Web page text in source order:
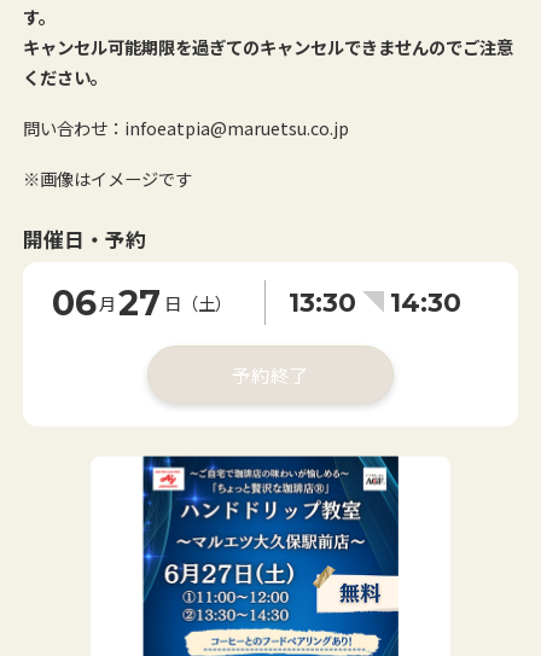
す。
キャンセル可能期限を過ぎてのキャンセルできませんのでご注意
ください。
問い合わせ：infoeatpia@maruetsu.co.jp
※画像はイメージです
開催日・予約
06月 27 日（土） 13:30 14:30
予約終了